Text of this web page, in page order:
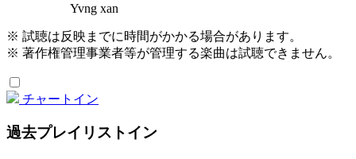
Yvng xan
※ 試聴は反映までに時間がかかる場合があります。
※ 著作権管理事業者等が管理する楽曲は試聴できません。
チャートイン
過去プレイリストイン